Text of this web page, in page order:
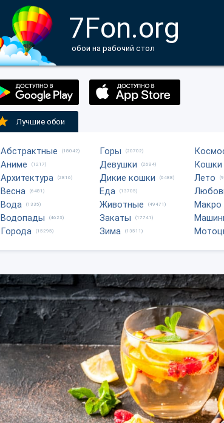
7Fon.org
обои на рабочий стол
Лучшие обои
Абстрактные (18042)
Аниме (1217)
Архитектура (2816)
Весна (6481)
Вода (1335)
Водопады (4623)
Города (15295)
Горы (20702)
Девушки (2684)
Дикие кошки (6488)
Еда (13705)
Животные (49471)
Закаты (17741)
Зима (13511)
Кошки
Лето
Макро